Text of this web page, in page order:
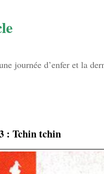
journée d’enfer et la
: Tchin tchin